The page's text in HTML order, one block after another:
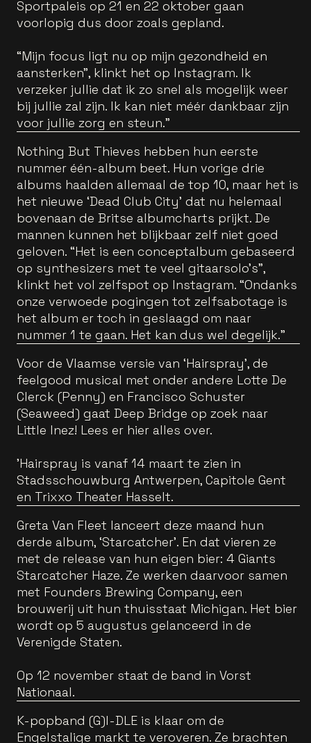
Sportpaleis op 21 en 22 oktober gaan
voorlopig dus door zoals gepland.
“Mijn focus ligt nu op mijn gezondheid en
aansterken", klinkt het op Instagram. Ik
verzeker jullie dat ik zo snel als mogelijk weer
bij jullie zal zijn. Ik kan niet méér dankbaar zijn
voor jullie zorg en steun."
Nothing But Thieves hebben hun eerste
nummer één-album beet. Hun vorige drie
albums haalden allemaal de top 10, maar het is
het nieuwe ‘Dead Club City’ dat nu helemaal
bovenaan de Britse albumcharts prijkt. De
mannen kunnen het blijkbaar zelf niet goed
geloven. “Het is een conceptalbum gebaseerd
op synthesizers met te veel gitaarsolo’s”,
klinkt het vol zelfspot op Instagram. “Ondanks
onze verwoede pogingen tot zelfsabotage is
het album er toch in geslaagd om naar
nummer 1 te gaan. Het kan dus wel degelijk.”
Voor de Vlaamse versie van ‘Hairspray’, de
feelgood musical met onder andere Lotte De
Clerck (Penny) en Francisco Schuster
(Seaweed) gaat Deep Bridge op zoek naar
Little Inez! Lees er hier alles over.
'Hairspray is vanaf 14 maart te zien in
Stadsschouwburg Antwerpen, Capitole Gent
en Trixxo Theater Hasselt.
Greta Van Fleet lanceert deze maand hun
derde album, ‘Starcatcher’. En dat vieren ze
met de release van hun eigen bier: 4 Giants
Starcatcher Haze. Ze werken daarvoor samen
met Founders Brewing Company, een
brouwerij uit hun thuisstaat Michigan. Het bier
wordt op 5 augustus gelanceerd in de
Verenigde Staten.
Op 12 november staat de band in Vorst
Nationaal.
K-popband (G)I-DLE is klaar om de
Engelstalige markt te veroveren. Ze brachten